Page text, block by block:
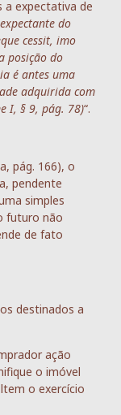
a expectativa de
do
cessit, imo
posição do
é antes uma
adquirida com
I, § 9, pág. 78)“.
pág. 166), o
pendente
simples
futuro não
de fato
destinados a
ação
o imóvel
o exercício